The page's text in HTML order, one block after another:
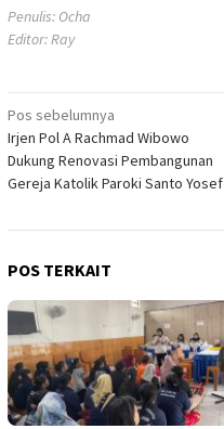
Penulis: Ocha
Editor: Ray
Navigasi
pos
Pos sebelumnya
Irjen Pol A Rachmad Wibowo
Dukung Renovasi Pembangunan
Gereja Katolik Paroki Santo Yosef
POS TERKAIT